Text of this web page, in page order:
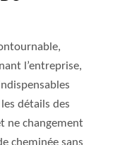
l’entreprise,
détails des
ne changement
cheminée sans